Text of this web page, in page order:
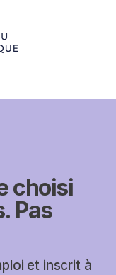
choisi
Pas
et inscrit à